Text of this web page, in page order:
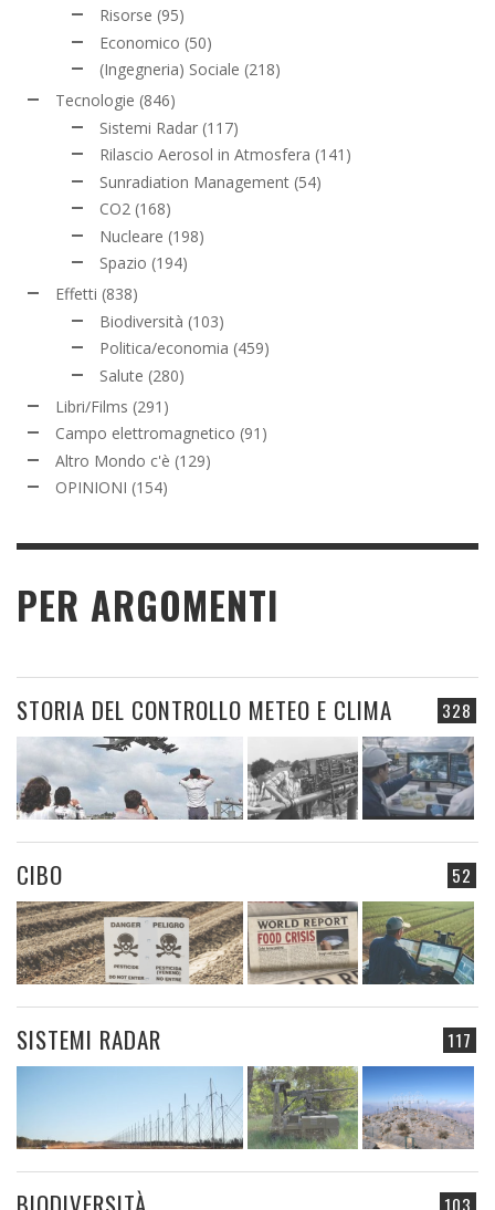
Risorse (95)
Economico (50)
(Ingegneria) Sociale (218)
Tecnologie (846)
Sistemi Radar (117)
Rilascio Aerosol in Atmosfera (141)
Sunradiation Management (54)
CO2 (168)
Nucleare (198)
Spazio (194)
Effetti (838)
Biodiversità (103)
Politica/economia (459)
Salute (280)
Libri/Films (291)
Campo elettromagnetico (91)
Altro Mondo c'è (129)
OPINIONI (154)
PER ARGOMENTI
328
STORIA DEL CONTROLLO METEO E CLIMA
52
CIBO
117
SISTEMI RADAR
103